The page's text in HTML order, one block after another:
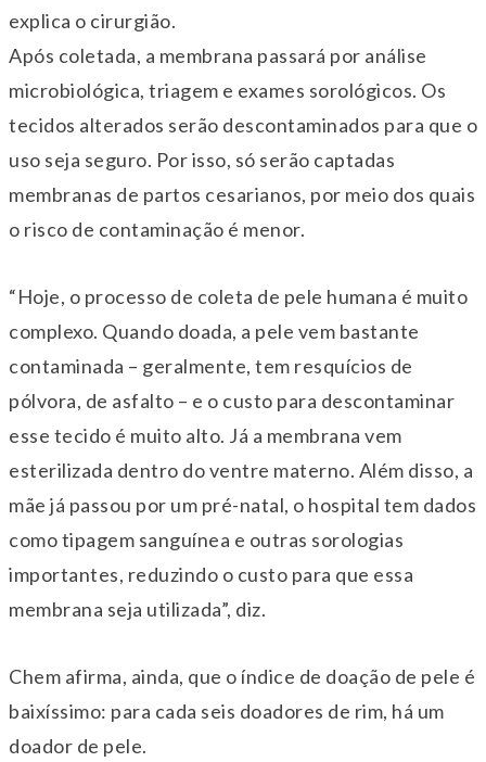
explica o cirurgião.
Após coletada, a membrana passará por análise
microbiológica, triagem e exames sorológicos. Os
tecidos alterados serão descontaminados para que o
uso seja seguro. Por isso, só serão captadas
membranas de partos cesarianos, por meio dos quais
o risco de contaminação é menor.
“Hoje, o processo de coleta de pele humana é muito
complexo. Quando doada, a pele vem bastante
contaminada – geralmente, tem resquícios de
pólvora, de asfalto – e o custo para descontaminar
esse tecido é muito alto. Já a membrana vem
esterilizada dentro do ventre materno. Além disso, a
mãe já passou por um pré-natal, o hospital tem dados
como tipagem sanguínea e outras sorologias
importantes, reduzindo o custo para que essa
membrana seja utilizada”, diz.
Chem afirma, ainda, que o índice de doação de pele é
baixíssimo: para cada seis doadores de rim, há um
doador de pele.